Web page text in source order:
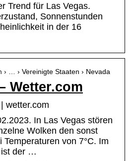
Trend für Las Vegas.
Sonnenstunden
in der 16
› … › Vereinigte Staaten › Nevada
Wetter.com
wetter.com
In Las Vegas stören
Wolken den sonst
Temperaturen von 7°C. Im
ist der …